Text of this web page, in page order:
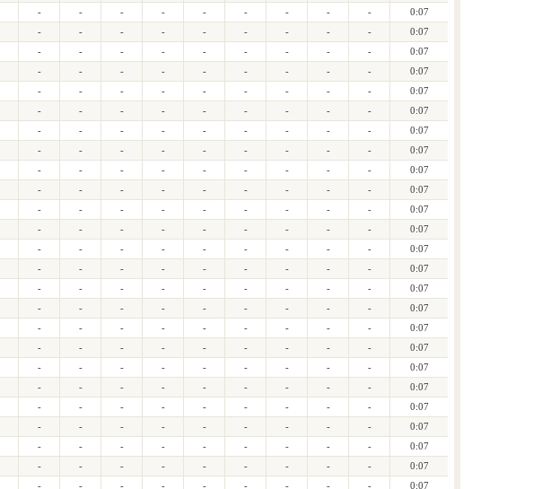
- - - - - - - - -
0:07
- - - - - - - - -
0:07
- - - - - - - - -
0:07
- - - - - - - - -
0:07
- - - - - - - - -
0:07
- - - - - - - - -
0:07
- - - - - - - - -
0:07
- - - - - - - - -
0:07
- - - - - - - - -
0:07
- - - - - - - - -
0:07
- - - - - - - - -
0:07
- - - - - - - - -
0:07
- - - - - - - - -
0:07
- - - - - - - - -
0:07
- - - - - - - - -
0:07
- - - - - - - - -
0:07
- - - - - - - - -
0:07
- - - - - - - - -
0:07
- - - - - - - - -
0:07
- - - - - - - - -
0:07
- - - - - - - - -
0:07
- - - - - - - - -
0:07
- - - - - - - - -
0:07
- - - - - - - - -
0:07
- - - - - - - - -
0:07